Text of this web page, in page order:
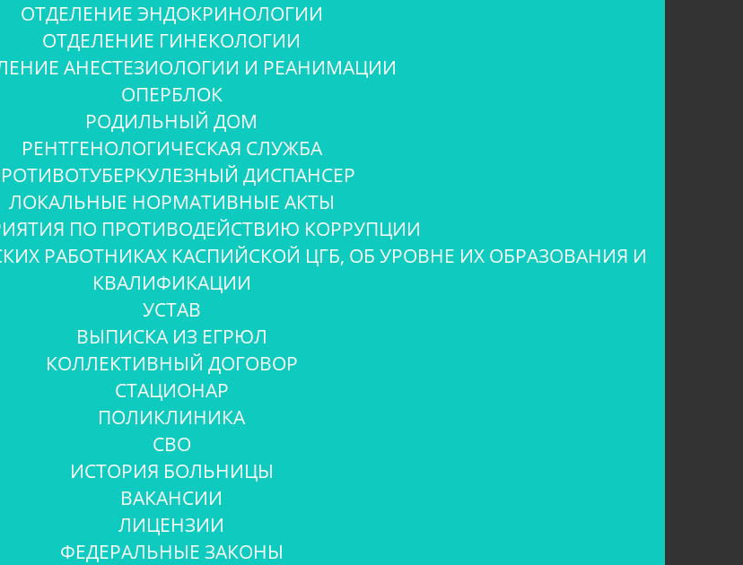
ОТДЕЛЕНИЕ ЭНДОКРИНОЛОГИИ
ОТДЕЛЕНИЕ ГИНЕКОЛОГИИ
АНЕСТЕЗИОЛОГИИ И РЕАНИМАЦИИ
ОПЕРБЛОК
РОДИЛЬНЫЙ ДОМ
РЕНТГЕНОЛОГИЧЕСКАЯ СЛУЖБА
ДИСПАНСЕР
ЛОКАЛЬНЫЕ НОРМАТИВНЫЕ АКТЫ
ПО ПРОТИВОДЕЙСТВИЮ КОРРУПЦИИ
РАБОТНИКАХ КАСПИЙСКОЙ ЦГБ, ОБ УРОВНЕ ИХ ОБРАЗОВАНИЯ И
КВАЛИФИКАЦИИ
УСТАВ
ВЫПИСКА ИЗ ЕГРЮЛ
КОЛЛЕКТИВНЫЙ ДОГОВОР
СТАЦИОНАР
ПОЛИКЛИНИКА
СВО
ИСТОРИЯ БОЛЬНИЦЫ
ВАКАНСИИ
ЛИЦЕНЗИИ
ФЕДЕРАЛЬНЫЕ ЗАКОНЫ